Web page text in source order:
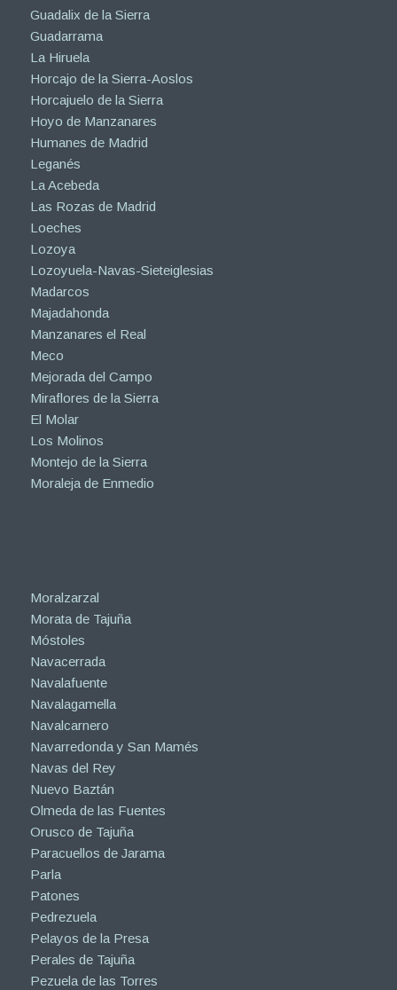
Guadalix de la Sierra
Guadarrama
La Hiruela
Horcajo de la Sierra-Aoslos
Horcajuelo de la Sierra
Hoyo de Manzanares
Humanes de Madrid
Leganés
La Acebeda
Las Rozas de Madrid
Loeches
Lozoya
Lozoyuela-Navas-Sieteiglesias
Madarcos
Majadahonda
Manzanares el Real
Meco
Mejorada del Campo
Miraflores de la Sierra
El Molar
Los Molinos
Montejo de la Sierra
Moraleja de Enmedio
Moralzarzal
Morata de Tajuña
Móstoles
Navacerrada
Navalafuente
Navalagamella
Navalcarnero
Navarredonda y San Mamés
Navas del Rey
Nuevo Baztán
Olmeda de las Fuentes
Orusco de Tajuña
Paracuellos de Jarama
Parla
Patones
Pedrezuela
Pelayos de la Presa
Perales de Tajuña
Pezuela de las Torres